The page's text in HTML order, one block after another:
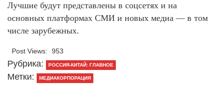
Лучшие будут представлены в соцсетях и на
основных платформах СМИ и новых медиа — в том
числе зарубежных.
Post Views: 953
Рубрика: РОССИЯ-КИТАЙ: ГЛАВНОЕ
Метки: МЕДИАКОРПОРАЦИЯ